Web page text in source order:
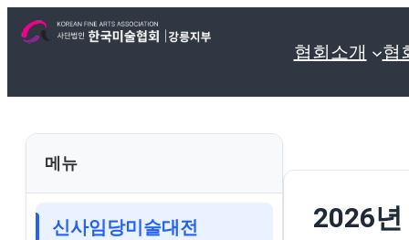
협회소개 협
메뉴
신사임당미술대전 2026